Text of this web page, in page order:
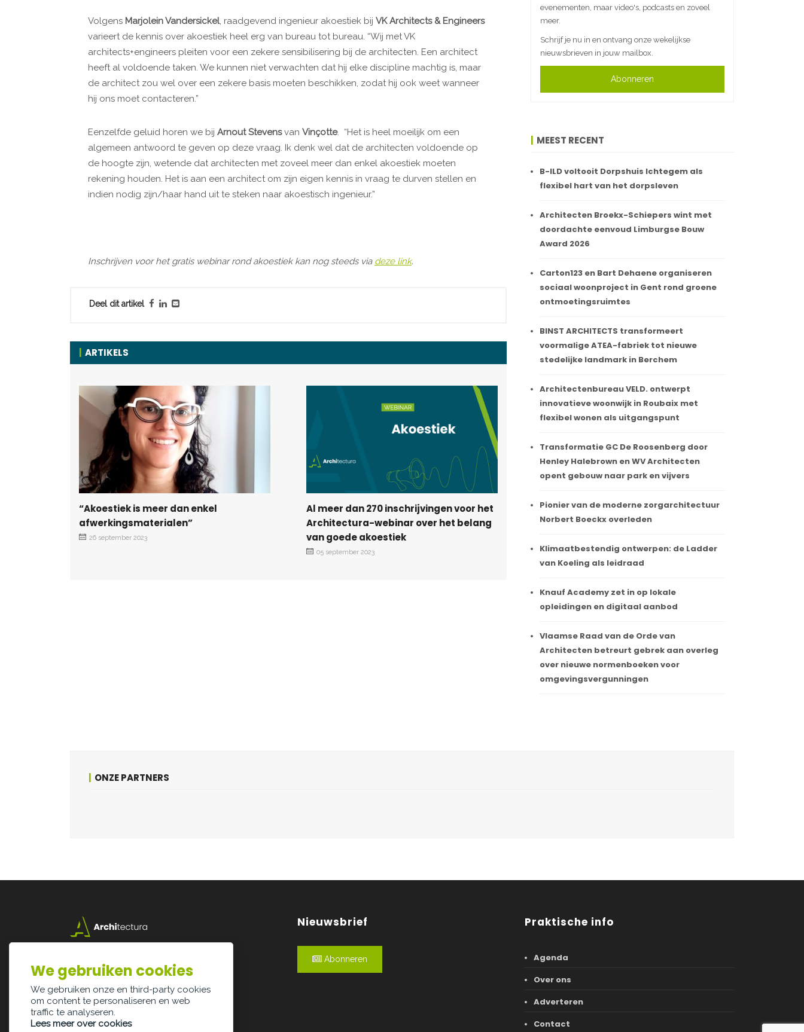
Volgens Marjolein Vandersickel, raadgevend ingenieur akoestiek bij VK Architects & Engineers
varieert de kennis over akoestiek heel erg van bureau tot bureau. “Wij met VK
architects+engineers pleiten voor een zekere sensibilisering bij de architecten. Een architect
heeft al voldoende taken. We kunnen niet verwachten dat hij elke discipline machtig is, maar
de architect zou wel over een zekere basis moeten beschikken, zodat hij ook weet wanneer
hij ons moet contacteren.”
Eenzelfde geluid horen we bij Arnout Stevensvan Vinçotte. “Het is heel moeilijk om een
algemeen antwoord te geven op deze vraag. Ik denk wel dat de architecten voldoende op
de hoogte zijn, wetende dat architecten met zoveel meer dan enkel akoestiek moeten
rekening houden. Het is aan een architect om zijn eigen kennis in vraag te durven stellen en
indien nodig zijn/haar hand uit te steken naar akoestisch ingenieur.”
Inschrijven voor het gratis webinar rond akoestiek kan nog steeds via deze link.
Deel dit artikel
ARTIKELS
“Akoestiek is meer dan enkel
afwerkingsmaterialen”
26 september 2023
Al meer dan 270 inschrijvingen voor het
Architectura-webinar over het belang
van goede akoestiek
05 september 2023
evenementen, maar video's, podcasts en zoveel
meer.
Schrijf je nu in en ontvang onze wekelijkse
nieuwsbrieven in jouw mailbox.
Abonneren
MEEST RECENT
B-ILD voltooit Dorpshuis Ichtegem als
flexibel hart van het dorpsleven
Architecten Broekx-Schiepers wint met
doordachte eenvoud Limburgse Bouw
Award 2026
Carton123 en Bart Dehaene organiseren
sociaal woonproject in Gent rond groene
ontmoetingsruimtes
BINST ARCHITECTS transformeert
voormalige ATEA-fabriek tot nieuwe
stedelijke landmark in Berchem
Architectenbureau VELD. ontwerpt
innovatieve woonwijk in Roubaix met
flexibel wonen als uitgangspunt
Transformatie GC De Roosenberg door
Henley Halebrown en WV Architecten
opent gebouw naar park en vijvers
Pionier van de moderne zorgarchitectuur
Norbert Boeckx overleden
Klimaatbestendig ontwerpen: de Ladder
van Koeling als leidraad
Knauf Academy zet in op lokale
opleidingen en digitaal aanbod
Vlaamse Raad van de Orde van
Architecten betreurt gebrek aan overleg
over nieuwe normenboeken voor
omgevingsvergunningen
ONZE PARTNERS
3500 Hasselt
info@architectura.be
Nieuwsbrief
Abonneren
Praktische info
Agenda
Over ons
Adverteren
Contact
We gebruiken cookies
We gebruiken onze en third-party cookies
om content te personaliseren en web
traffic te analyseren.
Lees meer over cookies